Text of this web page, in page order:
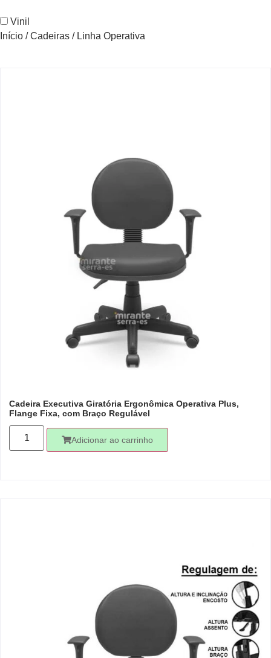
Vinil
Início /Cadeiras / Linha Operativa
Cadeira Executiva Giratória Ergonômica Operativa Plus,
Flange Fixa, com Braço Regulável
Adicionar ao carrinho